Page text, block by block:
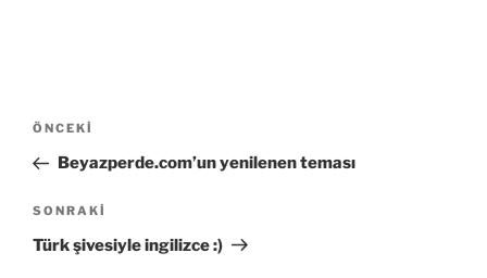
Yazı
Önceki
Yazı
ÖNCEKI
Beyazperde.com’un yenilenen teması
Sonraki
Yazı
SONRAKI
Türk şivesiyle ingilizce :)